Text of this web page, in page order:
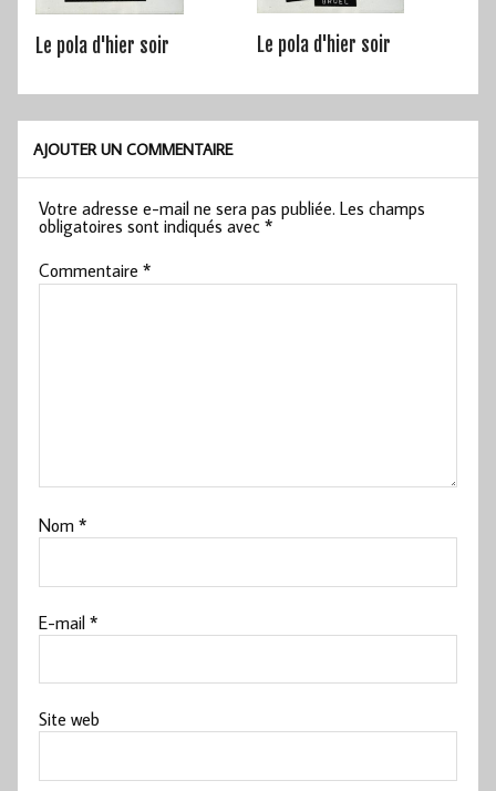
Le pola d'hier soir Le pola d'hier soir
AJOUTER UN COMMENTAIRE
Votre adresse e-mail ne sera pas publiée. Les champs
obligatoires sont indiqués avec*
Commentaire*
Nom*
E-mail*
Site web